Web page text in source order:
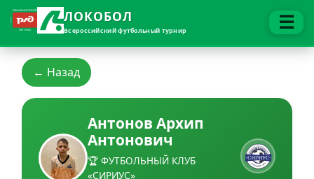
ЛОКОБОЛ
Всероссийский футбольный турнир ☰
← Назад
Антонов Архип
Антонович
🏆 ФУТБОЛЬНЫЙ КЛУБ
«СИРИУС»